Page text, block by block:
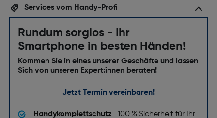
Services vom Handy-Profi
Rundum sorglos - Ihr
Smartphone in besten Händen!
Kommen Sie in eines unserer Geschäfte und lassen
Sich von unseren Expert:innen beraten!
Jetzt Termin vereinbaren!
Handykomplettschutz- 100 % Sicherheit für Ihr